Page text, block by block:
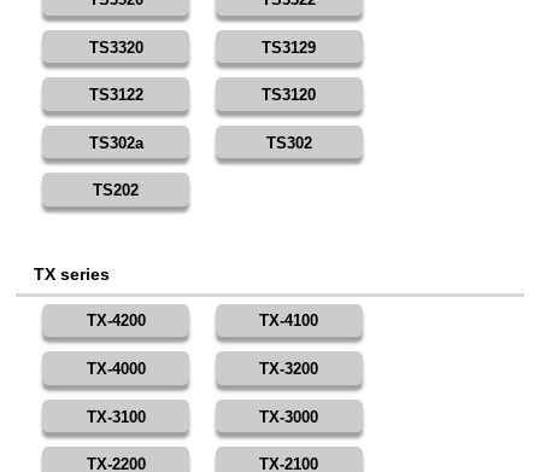
TS3320 TS3129
TS3122 TS3120
TS302a TS302
TS202
TX series
TX-4200 TX-4100
TX-4000 TX-3200
TX-3100 TX-3000
TX-2200 TX-2100